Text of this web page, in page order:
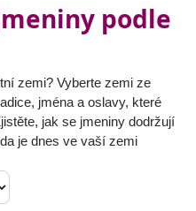
podle
zemi? Vyberte zemi ze
jména a oslavy, které
jak se jmeniny dodržují
je dnes ve vaší zemi